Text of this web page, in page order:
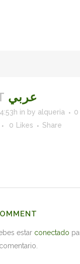
عربي
in by alqueria
0
0 Likes Share
estar conectado